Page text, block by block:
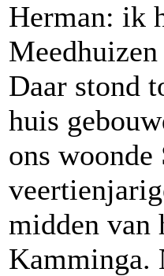
Herman: ik
Daar stond
huis
ons
midden van
Kamminga.